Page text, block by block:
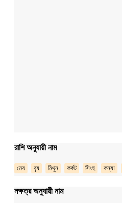
রাশি অনুযায়ী নাম
মেষ বৃষ মিথুন কর্কট সিংহ কন্যা
নক্ষত্র অনুযায়ী নাম